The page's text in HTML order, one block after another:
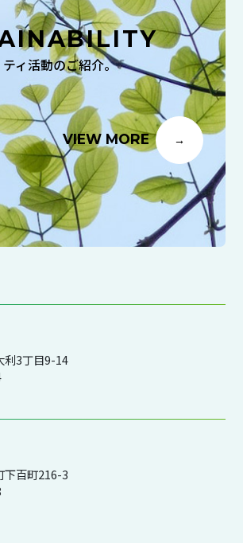
ィ活動のご紹介。
VIEW MORE
利3丁目9-14
下百町216-3